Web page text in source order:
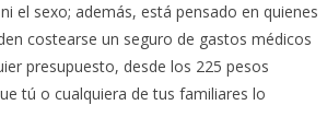
el sexo; además, está pensado en quienes
costearse un seguro de gastos médicos
presupuesto, desde los 225 pesos
tú o cualquiera de tus familiares lo